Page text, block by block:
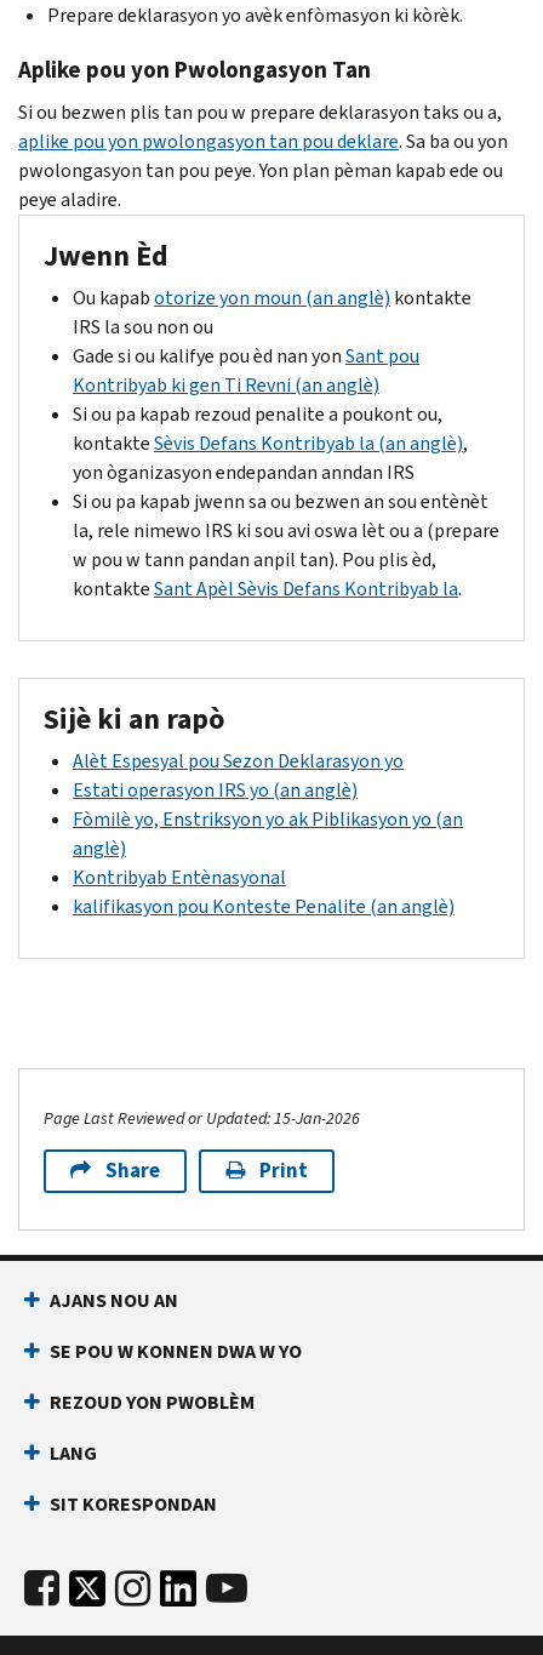
Prepare deklarasyon yo avèk enfòmasyon ki kòrèk.
Aplike pou yon Pwolongasyon Tan
Si ou bezwen plis tan pou w prepare deklarasyon taks ou a,
aplike pou yon pwolongasyon tan pou deklare. Sa ba ou yon
pwolongasyon tan pou peye. Yon plan pèman kapab ede ou
peye aladire.
Jwenn Èd
Ou kapabotorize yon moun (an anglè) kontakte
IRS la sou non ou
Gade si ou kalifye pou èd nan yonSant pou
Kontribyab ki gen Ti Revni (an anglè)
Si ou pa kapab rezoud penalite a poukont ou,
kontakteSèvis Defans Kontribyab la (an anglè),
yon òganizasyon endepandan anndan IRS
Si ou pa kapab jwenn sa ou bezwen an sou entènèt
la, rele nimewo IRS ki sou avi oswa lèt ou a (prepare
w pou w tann pandan anpil tan). Pou plis èd,
kontakteSant Apèl Sèvis Defans Kontribyab la.
Sijè ki an rapò
Alèt Espesyal pou Sezon Deklarasyon yo
Estati operasyon IRS yo (an anglè)
Fòmilè yo, Enstriksyon yo ak Piblikasyon yo (an
anglè)
Kontribyab Entènasyonal
kalifikasyon pou Konteste Penalite (an anglè)
Page Last Reviewed or Updated: 15-Jan-2026
Share Print
AJANS NOU AN
SE POU W KONNEN DWA W YO
REZOUD YON PWOBLÈM
LANG
SIT KORESPONDAN